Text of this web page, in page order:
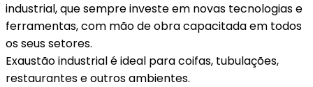
industrial, que sempre investe em novas tecnologias e
ferramentas, com mão de obra capacitada em todos
os seus setores.
Exaustão industrial é ideal para coifas, tubulações,
restaurantes e outros ambientes.